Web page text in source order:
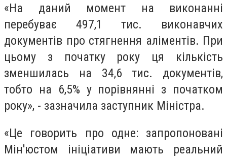
«На даний момент на виконанні
перебуває 497,1 тис. виконавчих
документів про стягнення аліментів. При
цьому з початку року ця кількість
зменшилась на 34,6 тис. документів,
тобто на 6,5% у порівнянні з початком
року», - зазначила заступник Міністра.
«Це говорить про одне: запропоновані
Мін'юстом ініціативи мають реальний